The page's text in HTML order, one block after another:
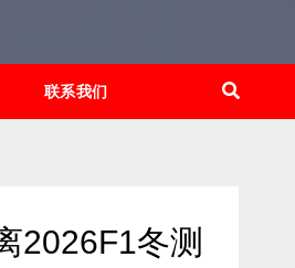
联系我们
2026F1冬测